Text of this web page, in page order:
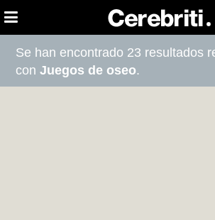
Se han encontrado 23 resultados
conJuegos de oseo.